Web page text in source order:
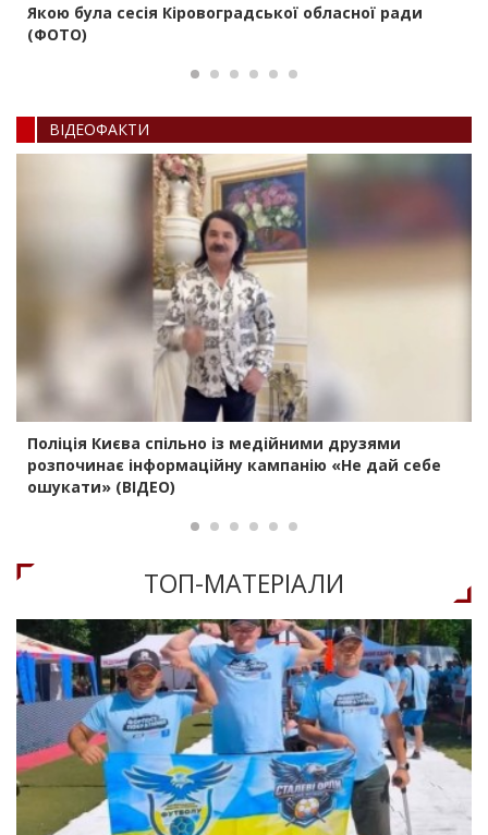
Якою була сесія Кіровоградської обласної ради
(ФОТО)
ВIДЕОФАКТИ
Поліція Києва спільно із медійними друзями
розпочинає інформаційну кампанію «Не дай себе
ошукати» (ВІДЕО)
ТОП-МАТЕРIАЛИ